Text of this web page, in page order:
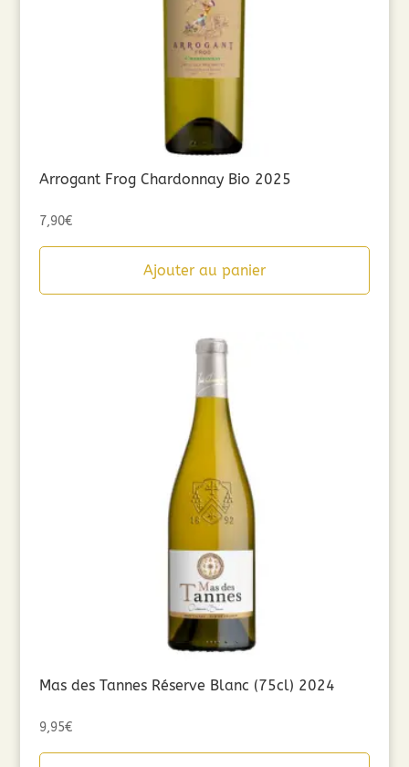
Arrogant Frog Chardonnay Bio 2025
7,90€
Ajouter au panier
Mas des Tannes Réserve Blanc (75cl) 2024
9,95€